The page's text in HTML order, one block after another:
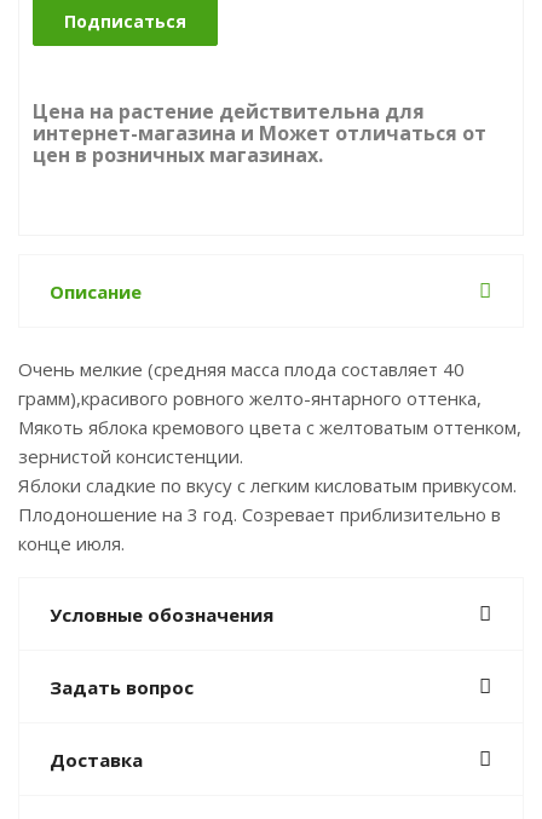
Подписаться
Цена на растение действительна для
интернет-магазина и Может отличаться от
цен в розничных магазинах.
Описание
Очень мелкие (средняя масса плода составляет 40
грамм),красивого ровного желто-янтарного оттенка,
Мякоть яблока кремового цвета с желтоватым оттенком,
зернистой консистенции.
Яблоки сладкие по вкусу с легким кисловатым привкусом.
Плодоношение на 3 год. Созревает приблизительно в
конце июля.
Условные обозначения
Задать вопрос
Доставка